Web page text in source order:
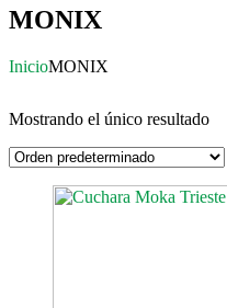
MONIX
InicioMONIX
Mostrando el único resultado